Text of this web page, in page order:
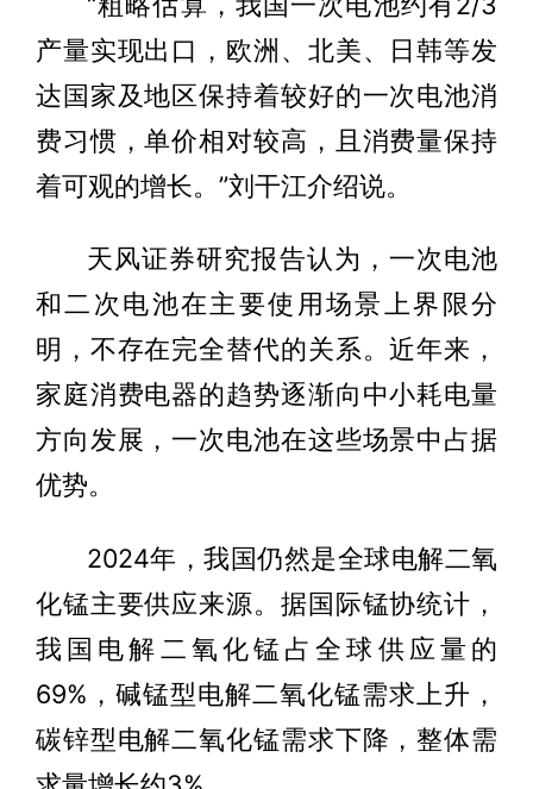
产量实现出口，欧洲、北美、日韩等发
达国家及地区保持着较好的一次电池消
费习惯，单价相对较高，且消费量保持
着可观的增长。”刘干江介绍说。
天风证券研究报告认为，一次电池
和二次电池在主要使用场景上界限分
明，不存在完全替代的关系。近年来，
家庭消费电器的趋势逐渐向中小耗电量
方向发展，一次电池在这些场景中占据
优势。
2024年，我国仍然是全球电解二氧
化锰主要供应来源。据国际锰协统计，
我国电解二氧化锰占全球供应量的
69%，碱锰型电解二氧化锰需求上升，
碳锌型电解二氧化锰需求下降，整体需